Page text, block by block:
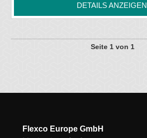
DETAILS ANZEIGEN
Seite 1 von 1
Flexco Europe GmbH